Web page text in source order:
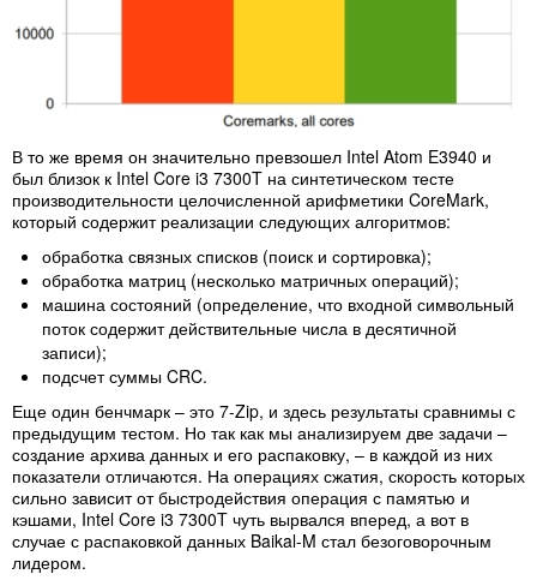
В то же время он значительно превзошел Intel Atom E3940 и
был близок к Intel Core i3 7300T на синтетическом тесте
производительности целочисленной арифметики CoreMark,
который содержит реализации следующих алгоритмов:
обработка связных списков (поиск и сортировка);
обработка матриц (несколько матричных операций);
машина состояний (определение, что входной символьный
поток содержит действительные числа в десятичной
записи);
подсчет суммы CRC.
Еще один бенчмарк – это 7-Zip, и здесь результаты сравнимы с
предыдущим тестом. Но так как мы анализируем две задачи –
создание архива данных и его распаковку, – в каждой из них
показатели отличаются. На операциях сжатия, скорость которых
сильно зависит от быстродействия операция с памятью и
кэшами, Intel Core i3 7300T чуть вырвался вперед, а вот в
случае с распаковкой данных Baikal-M стал безоговорочным
лидером.